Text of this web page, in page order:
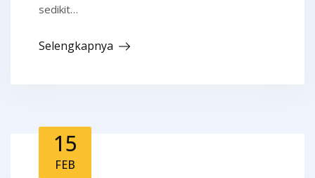
sedikit…
Selengkapnya
15
FEB